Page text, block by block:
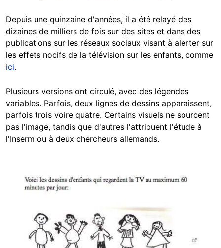
Depuis une quinzaine d'années, il a été relayé des
dizaines de milliers de fois sur des sites et dans des
publications sur les réseaux sociaux visant à alerter sur
les effets nocifs de la télévision sur les enfants, comme
ici.
Plusieurs versions ont circulé, avec des légendes
variables. Parfois, deux lignes de dessins apparaissent,
parfois trois voire quatre. Certains visuels ne sourcent
pas l'image, tandis que d'autres l'attribuent l'étude à
l'Inserm ou à deux chercheurs allemands.
Image